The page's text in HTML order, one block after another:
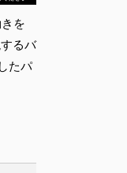
を
るバ
たパ